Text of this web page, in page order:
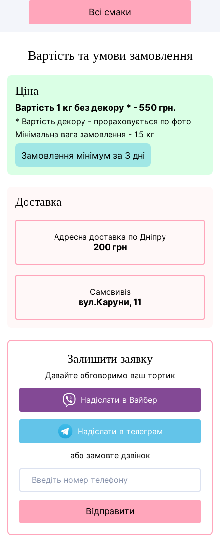
Всі смаки
Вартість та умови замовлення
Ціна
Вартість 1 кг без декору * - 550 грн.
* Вартість декору - прораховується по фото
Мінімальна вага замовлення - 1,5 кг
Замовлення мінімум за 3 дні
Доставка
Адресна доставка по Дніпру
200 грн
Самовивіз
вул.Каруни, 11
Залишити заявку
Давайте обговоримо ваш тортик
Надіслати в Вайбер
Надіслати в телеграм
або замовте дзвінок
Відправити